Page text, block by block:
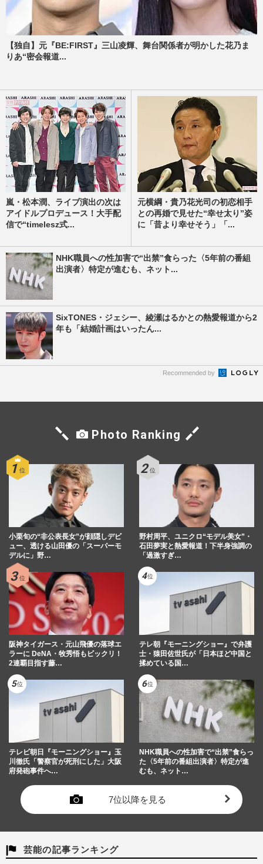
【独自】元『BE:FIRST』三山凌輝、舞台関係者が明かした花乃ま
りあ“密会報道...
嵐・松本潤、ライブ演出の次は
アイドルプロデュース！大手配
信で“timelesz式...
元横綱・貴乃花光司の初恋相手
との再婚で見せた“幸せ太り”姿
に「昔より幸せそう」「...
NHK職員への性加害で“出禁”食らった〈5年前の番組
出演者〉特定が進むも、ネット...
SixTONES・ジェシー、綾瀬はるかとの熱愛報道から2
年も「結婚計画はいったん...
Recommended by
Photo Ranking
小栗旬の“非公表長女”が顔隠しデビ
ュー、透ける山田優の「スーパーモ
デルに」野…
野村周平、ユニクロ“モデル美女”・
石田夢実と熱愛報道！下半身強調の
「過激すぎ…
阪神タイガース・元山飛優の落球エ
ラーに DeNA・牧秀悟もビックリ！
2連覇目指す藤…
テレ朝『モーニングショー』で弁護
士・猿田佐世氏が「日本ほど中国と
揉めている国…
テレビ朝日『モーニングショー』玉
川徹氏「警察官が死刑にした」大阪
府発砲事件へ…
NHK職員への性加害で“出禁”食らっ
た〈5年前の番組出演者〉特定が進
むも、ネット…
7位以降を見る
芸能の記事ランキング